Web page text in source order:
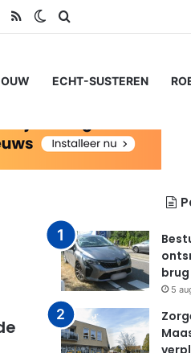
RSS Switch skin
ECHT-SUSTEREN
5